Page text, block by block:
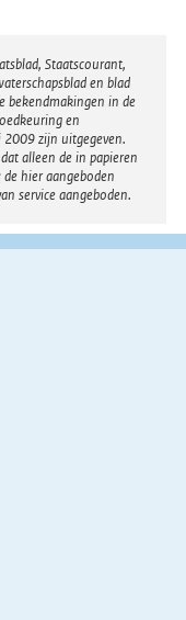
i
n
k
Staatscourant,
en blad
bekendmakingen in de
en
2009 zijn uitgegeven.
alleen de in papieren
hier aangeboden
service aangeboden.